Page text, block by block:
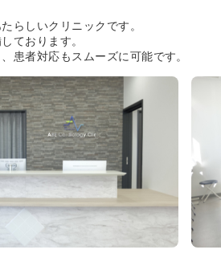
らしいクリニックです。
ております。
患者対応もスムーズに可能です。